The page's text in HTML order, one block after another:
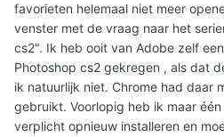
favorieten helemaal niet meer
venster met de vraag naar het
cs2". Ik heb ooit van Adobe zelf
Photoshop cs2 gekregen , als dat
ik natuurlijk niet. Chrome had daar
gebruikt. Voorlopig heb ik maar
verplicht opnieuw installeren en